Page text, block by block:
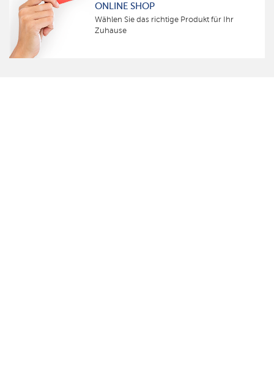
ONLINE SHOP
Wählen Sie das richtige Produkt für Ihr
Zuhause